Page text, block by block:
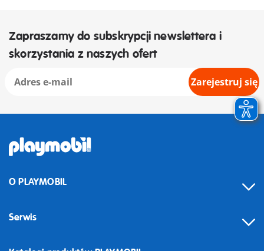
Zapraszamy do subskrypcji newslettera i
skorzystania z naszych ofert
Zarejestruj się
O PLAYMOBIL
Serwis